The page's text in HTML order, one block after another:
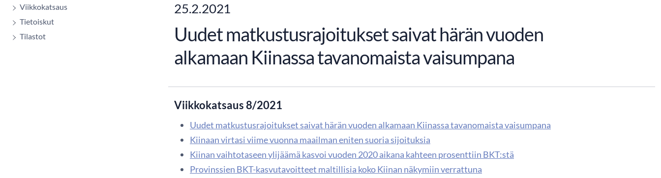
Viikkokatsaus
Tietoiskut
Tilastot
25.2.2021
Uudet matkustusrajoitukset saivat härän vuoden
alkamaan Kiinassa tavanomaista vaisumpana
Viikkokatsaus 8/2021
Uudet matkustusrajoitukset saivat härän vuoden alkamaan Kiinassa tavanomaista vaisumpana
Kiinaan virtasi viime vuonna maailman eniten suoria sijoituksia
Kiinan vaihtotaseen ylijäämä kasvoi vuoden 2020 aikana kahteen prosenttiin BKT:stä
Provinssien BKT-kasvutavoitteet maltillisia koko Kiinan näkymiin verrattuna